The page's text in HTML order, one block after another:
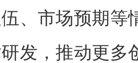
、市场预期等
发，推动更多